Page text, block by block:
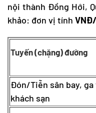
nội thành Đồng Hới,
khảo: đơn vị tính
Tuyến (chặng) đường
Đón/Tiễn sân bay,
khách sạn